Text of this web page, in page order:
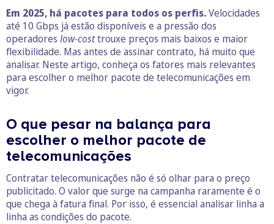
Em 2025, há pacotes para todos os perfis.Velocidades
até 10 Gbps já estão disponíveis e a pressão dos
operadores low-costtrouxe preços mais baixos e maior
flexibilidade. Mas antes de assinar contrato, há muito que
analisar. Neste artigo, conheça os fatores mais relevantes
para escolher o melhor pacote de telecomunicações em
vigor.
O que pesar na balança para
escolher o melhor pacote de
telecomunicações
Contratar telecomunicações não é só olhar para o preço
publicitado. O valor que surge na campanha raramente é o
que chega à fatura final. Por isso, é essencial analisar linha a
linha as condições do pacote.